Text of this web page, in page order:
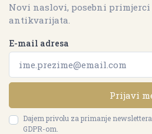
Novi naslovi, posebni
antikvarijata.
E-mail adresa
Prijavi
Dajem privolu za primanje
GDPR-om.